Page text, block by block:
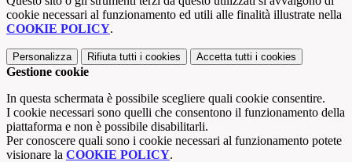
cookie necessari al funzionamento ed utili alle finalità illustrate nella
COOKIE POLICY.
Personalizza Rifiuta tutti i cookies Accetta tutti i cookies
Gestione cookie
In questa schermata è possibile scegliere quali cookie consentire.
I cookie necessari sono quelli che consentono il funzionamento della
piattaforma e non è possibile disabilitarli.
Per conoscere quali sono i cookie necessari al funzionamento potete
visionare la COOKIE POLICY.